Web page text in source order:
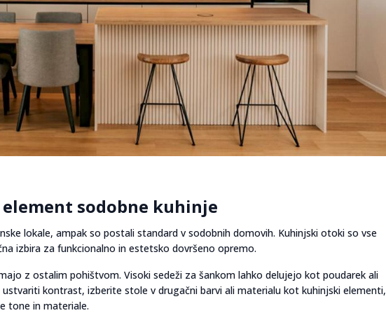
sodobne kuhinje
lokale, ampak so postali standard v sodobnih domovih. Kuhinjski otoki so vse
izbira za funkcionalno in estetsko dovršeno opremo.
z ostalim pohištvom. Visoki sedeži za šankom lahko delujejo kot poudarek ali
kontrast, izberite stole v drugačni barvi ali materialu kot kuhinjski elementi,
tone in materiale.